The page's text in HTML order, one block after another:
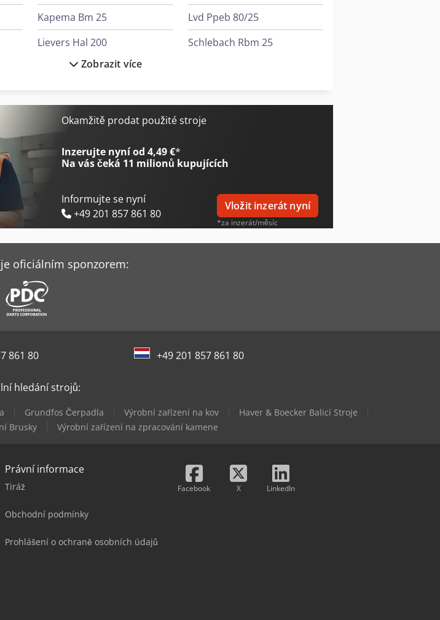
Kapema Bm 25
Lievers Hal 200
Lisec A4Al
Lisec Vl-1N
Lvd Ppeb 80/25
Schlebach Rbm 25
Zobrazit více
Okamžitě prodat použité stroje
Inzerujte nyní od 4,49 €*
Na vás čeká 11 milionů kupujících
Informujte se nyní
+49 201 857 861 80
Vložit inzerát nyní
*za inzerát/měsíc
oficiálním sponzorem:
861 80 +49 201 857 861 80
hledání strojů:
Grundfos Čerpadla Výrobní zařízení na kov
Haver & Boecker Balicí Stroje
Brusky
Výrobní zařízení na zpracování kamene
Právní informace
Tiráž
Obchodní podmínky
Prohlášení o ochraně osobních údajů
Facebook X LinkedIn